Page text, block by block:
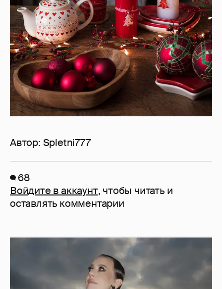
Автор: Spletni777
68
Войдите в аккаунт, чтобы читать и
оставлять комментарии